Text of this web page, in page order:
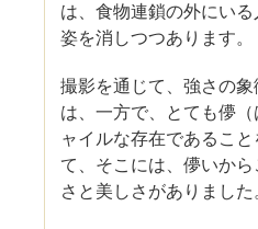
は、食物連鎖の外にい
姿を消しつつあります。
撮影を通じて、強さの
は、一方で、とても儚
ャイルな存在であるこ
て、そこには、儚いか
さと美しさがありました